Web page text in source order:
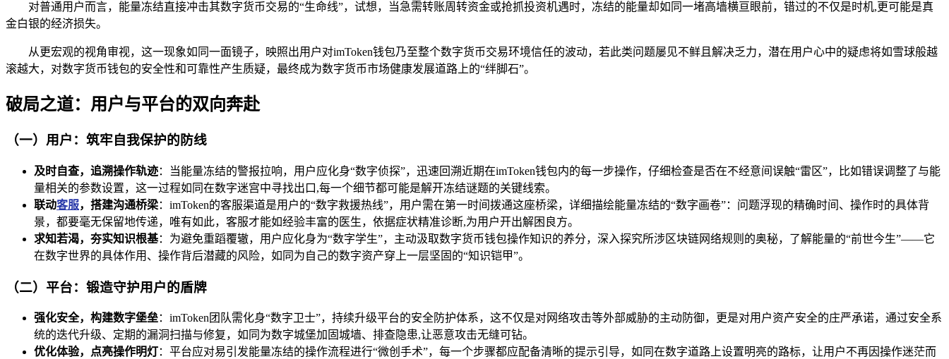
对普通用户而言，能量冻结直接冲击其数字货币交易的“生命线”，试想，当急需转账周转资金或抢抓投资机遇时，冻结的能量却如同一堵高墙横亘眼前，错过的不仅是时机,更可能是真
金白银的经济损失。
从更宏观的视角审视，这一现象如同一面镜子，映照出用户对imToken钱包乃至整个数字货币交易环境信任的波动，若此类问题屡见不鲜且解决乏力，潜在用户心中的疑虑将如雪球般越
滚越大，对数字货币钱包的安全性和可靠性产生质疑，最终成为数字货币市场健康发展道路上的“绊脚石”。
破局之道：用户与平台的双向奔赴
（一）用户：筑牢自我保护的防线
及时自查，追溯操作轨迹：当能量冻结的警报拉响，用户应化身“数字侦探”，迅速回溯近期在imToken钱包内的每一步操作，仔细检查是否在不经意间误触“雷区”，比如错误调整了与能
量相关的参数设置，这一过程如同在数字迷宫中寻找出口,每一个细节都可能是解开冻结谜题的关键线索。
联动客服，搭建沟通桥梁：imToken的客服渠道是用户的“数字救援热线”，用户需在第一时间拨通这座桥梁，详细描绘能量冻结的“数字画卷”：问题浮现的精确时间、操作时的具体背
景，都要毫无保留地传递，唯有如此，客服才能如经验丰富的医生，依据症状精准诊断,为用户开出解困良方。
求知若渴，夯实知识根基：为避免重蹈覆辙，用户应化身为“数字学生”，主动汲取数字货币钱包操作知识的养分，深入探究所涉区块链网络规则的奥秘，了解能量的“前世今生”——它
在数字世界的具体作用、操作背后潜藏的风险，如同为自己的数字资产穿上一层坚固的“知识铠甲”。
（二）平台：锻造守护用户的盾牌
强化安全，构建数字堡垒：imToken团队需化身“数字卫士”，持续升级平台的安全防护体系，这不仅是对网络攻击等外部威胁的主动防御，更是对用户资产安全的庄严承诺，通过安全系
统的迭代升级、定期的漏洞扫描与修复，如同为数字城堡加固城墙、排查隐患,让恶意攻击无缝可钻。
优化体验，点亮操作明灯：平台应对易引发能量冻结的操作流程进行“微创手术”，每一个步骤都应配备清晰的提示引导，如同在数字道路上设置明亮的路标，让用户不再因操作迷茫而